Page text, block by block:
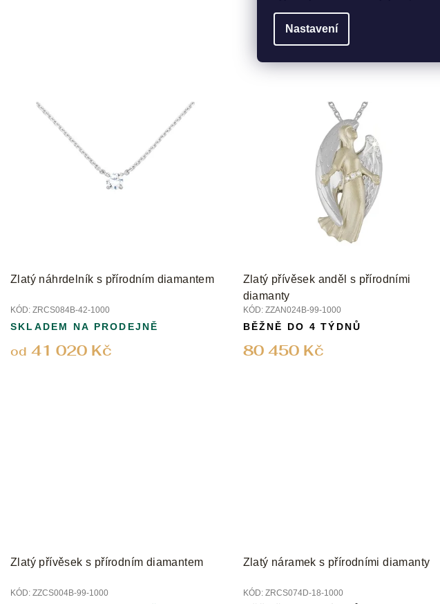
Nastavení
Zlatý náhrdelník s přírodním diamantem
KÓD: ZRCS084B-42-1000
od 41 020 Kč
SKLADEM NA PRODEJNĚ
Zlatý přívěsek anděl s přírodními
diamanty
KÓD: ZZAN024B-99-1000
80 450 Kč
BĚŽNĚ DO 4 TÝDNŮ
Zlatý přívěsek s přírodním diamantem
KÓD: ZZCS004B-99-1000
Zlatý náramek s přírodními diamanty
KÓD: ZRCS074D-18-1000